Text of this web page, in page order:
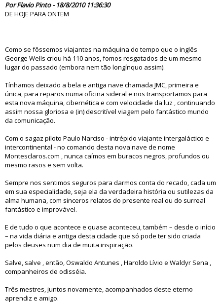
Por Flavio Pinto - 18/8/2010 11:36:30
DE HOJE PARA ONTEM
Como se fôssemos viajantes na máquina do tempo que o inglês
George Wells criou há 110 anos, fomos resgatados de um mesmo
lugar do passado (embora nem tão longínquo assim).
Tínhamos deixado a bela e antiga nave chamada JMC, primeira e
única, para reparos numa oficina sideral e nos transportamos para
esta nova máquina, cibernética e com velocidade da luz , continuando
assim nossa gloriosa e (in) descritível viagem pelo fantástico mundo
da comunicação.
Com o sagaz piloto Paulo Narciso - intrépido viajante intergaláctico e
intercontinental - no comando desta nova nave de nome
Montesclaros.com , nunca caímos em buracos negros, profundos ou
mesmo rasos e sem volta.
Sempre nos sentimos seguros para darmos conta do recado, cada um
em sua especialidade, seja ela da verdadeira história ou sutilezas da
alma humana, com sinceros relatos do presente real ou do surreal
fantástico e improvável.
E de tudo o que acontece e quase aconteceu, também – desde o início
– na vida diária e antiga desta cidade que só pode ter sido criada
pelos deuses num dia de muita inspiração.
Salve, salve , então, Oswaldo Antunes , Haroldo Lívio e Waldyr Sena ,
companheiros de odisséia.
Três mestres, juntos novamente, acompanhados deste eterno
aprendiz e amigo.